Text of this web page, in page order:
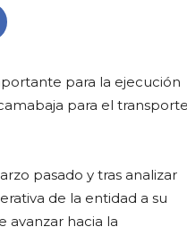
para la ejecución
para el transporte
pasado y tras analizar
de la entidad a su
avanzar hacia la